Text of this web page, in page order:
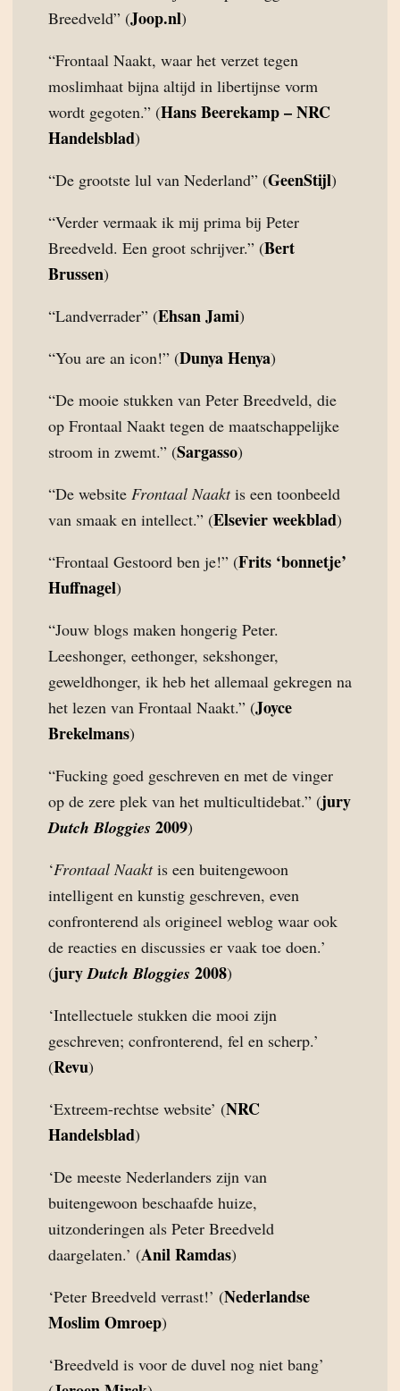
Breedveld” (Joop.nl)
“Frontaal Naakt, waar het verzet tegen
moslimhaat bijna altijd in libertijnse vorm
wordt gegoten.” (Hans Beerekamp – NRC
Handelsblad)
“De grootste lul van Nederland” (GeenStijl)
“Verder vermaak ik mij prima bij Peter
Breedveld. Een groot schrijver.” (Bert
Brussen)
“Landverrader” (Ehsan Jami)
“You are an icon!” (Dunya Henya)
“De mooie stukken van Peter Breedveld, die
op Frontaal Naakt tegen de maatschappelijke
stroom in zwemt.” (Sargasso)
“De website Frontaal Naaktis een toonbeeld
van smaak en intellect.” (Elsevier weekblad)
“Frontaal Gestoord ben je!” (Frits ‘bonnetje’
Huffnagel)
“Jouw blogs maken hongerig Peter.
Leeshonger, eethonger, sekshonger,
geweldhonger, ik heb het allemaal gekregen na
het lezen van Frontaal Naakt.” (Joyce
Brekelmans)
“Fucking goed geschreven en met de vinger
op de zere plek van het multicultidebat.” (jury
Dutch Bloggies 2009)
‘Frontaal Naaktis een buitengewoon
intelligent en kunstig geschreven, even
confronterend als origineel weblog waar ook
de reacties en discussies er vaak toe doen.’
(juryDutch Bloggies 2008)
‘Intellectuele stukken die mooi zijn
geschreven; confronterend, fel en scherp.’
(Revu)
‘Extreem-rechtse website’ (NRC
Handelsblad)
‘De meeste Nederlanders zijn van
buitengewoon beschaafde huize,
uitzonderingen als Peter Breedveld
daargelaten.’ (Anil Ramdas)
‘Peter Breedveld verrast!’ (Nederlandse
Moslim Omroep)
‘Breedveld is voor de duvel nog niet bang’